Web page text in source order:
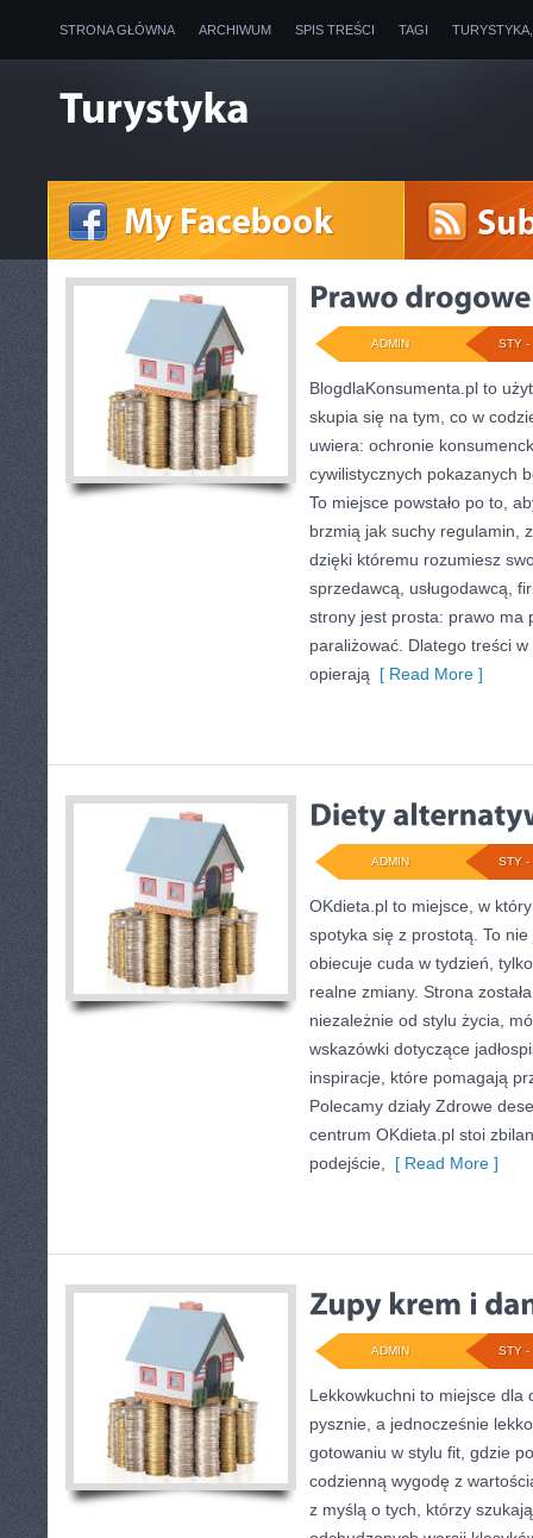
STRONA GŁÓWNA ARCHIWUM SPIS TREŚCI TAGI
STY -
ADMIN
BlogdlaKonsumenta.pl to
skupia się na tym, co w
uwiera: ochronie
cywilistycznych pokazanych
To miejsce powstało po to,
brzmią jak suchy regulamin,
dzięki któremu rozumiesz
sprzedawcą, usługodawcą,
strony jest prosta: prawo ma
paraliżować. Dlatego treści
opierają [ Read More ]
STY -
ADMIN
OKdieta.pl to miejsce, w
spotyka się z prostotą. To
obiecuje cuda w tydzień,
realne zmiany. Strona
niezależnie od stylu życia,
wskazówki dotyczące
inspiracje, które pomagają
Polecamy działy Zdrowe
centrum OKdieta.pl stoi
podejście,
[ Read More ]
STY -
ADMIN
Lekkowkuchni to miejsce dla
pysznie, a jednocześnie
gotowaniu w stylu fit, gdzie
codzienną wygodę z
z myślą o tych, którzy